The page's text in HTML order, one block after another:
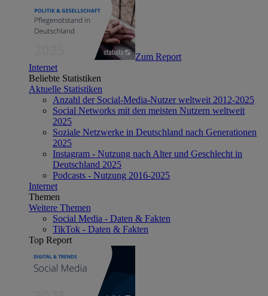
Zum Report
Internet
Beliebte Statistiken
Aktuelle Statistiken
Anzahl der Social-Media-Nutzer weltweit 2012-2025
Social Networks mit den meisten Nutzern weltweit
2025
Soziale Netzwerke in Deutschland nach Generationen
2025
Instagram - Nutzung nach Alter und Geschlecht in
Deutschland 2025
Podcasts - Nutzung 2016-2025
Internet
Themen
Weitere Themen
Social Media - Daten & Fakten
TikTok - Daten & Fakten
Top Report